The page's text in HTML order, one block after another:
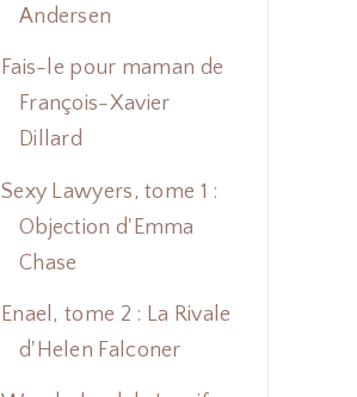
Andersen
Fais-le pour maman de
François-Xavier
Dillard
Sexy Lawyers, tome 1 :
Objection d'Emma
Chase
Enael, tome 2 : La Rivale
d'Helen Falconer